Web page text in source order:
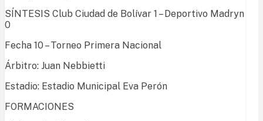
SÍNTESIS Club Ciudad de Bolívar 1 – Deportivo Madryn
0
Fecha 10 – Torneo Primera Nacional
Árbitro: Juan Nebbietti
Estadio: Estadio Municipal Eva Perón
FORMACIONES